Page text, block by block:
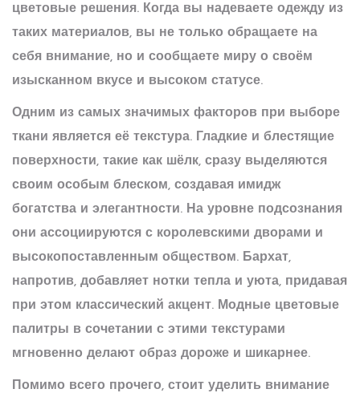
цветовые решения. Когда вы надеваете одежду из
таких материалов, вы не только обращаете на
себя внимание, но и сообщаете миру о своём
изысканном вкусе и высоком статусе.
Одним из самых значимых факторов при выборе
ткани является её текстура. Гладкие и блестящие
поверхности, такие как шёлк, сразу выделяются
своим особым блеском, создавая имидж
богатства и элегантности. На уровне подсознания
они ассоциируются с королевскими дворами и
высокопоставленным обществом. Бархат,
напротив, добавляет нотки тепла и уюта, придавая
при этом классический акцент. Модные цветовые
палитры в сочетании с этими текстурами
мгновенно делают образ дороже и шикарнее.
Помимо всего прочего, стоит уделить внимание